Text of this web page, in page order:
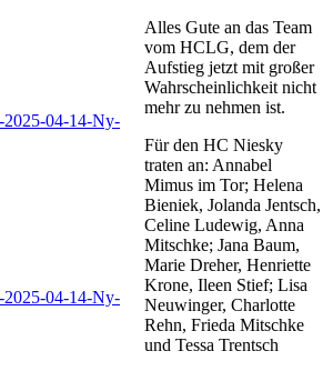
Alles Gute an das Team
vom HCLG, dem der
Aufstieg jetzt mit großer
Wahrscheinlichkeit nicht
mehr zu nehmen ist.
Für den HC Niesky
traten an: Annabel
Mimus im Tor; Helena
Bieniek, Jolanda Jentsch,
Celine Ludewig, Anna
Mitschke; Jana Baum,
Marie Dreher, Henriette
Krone, Ileen Stief; Lisa
Neuwinger, Charlotte
Rehn, Frieda Mitschke
und Tessa Trentsch